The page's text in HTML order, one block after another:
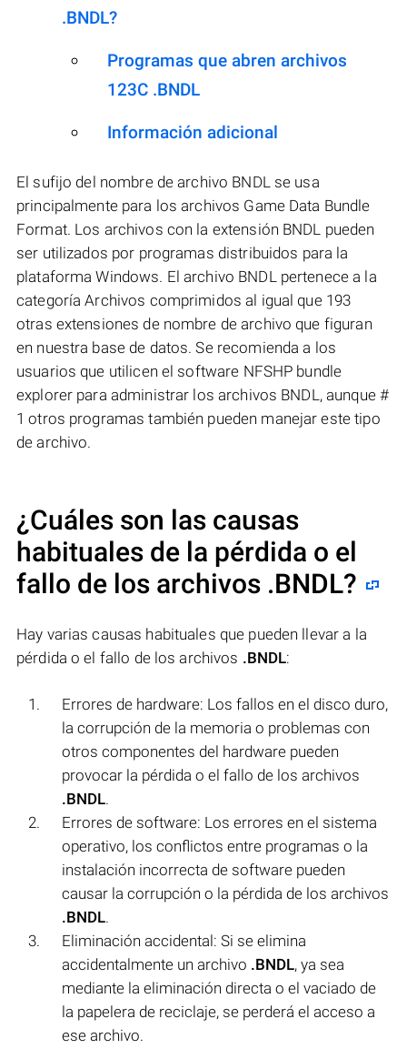
.BNDL?
Programas que abren archivos
123C .BNDL
Información adicional
El sufijo del nombre de archivo BNDL se usa
principalmente para los archivos Game Data Bundle
Format. Los archivos con la extensión BNDL pueden
ser utilizados por programas distribuidos para la
plataforma Windows. El archivo BNDL pertenece a la
categoría Archivos comprimidos al igual que 193
otras extensiones de nombre de archivo que figuran
en nuestra base de datos. Se recomienda a los
usuarios que utilicen el software NFSHP bundle
explorer para administrar los archivos BNDL, aunque #
1 otros programas también pueden manejar este tipo
de archivo.
¿Cuáles son las causas
habituales de la pérdida o el
fallo de los archivos .BNDL?
Hay varias causas habituales que pueden llevar a la
pérdida o el fallo de los archivos .BNDL:
Errores de hardware: Los fallos en el disco duro,
la corrupción de la memoria o problemas con
otros componentes del hardware pueden
provocar la pérdida o el fallo de los archivos
.BNDL.
Errores de software: Los errores en el sistema
operativo, los conflictos entre programas o la
instalación incorrecta de software pueden
causar la corrupción o la pérdida de los archivos
.BNDL.
Eliminación accidental: Si se elimina
accidentalmente un archivo .BNDL, ya sea
mediante la eliminación directa o el vaciado de
la papelera de reciclaje, se perderá el acceso a
ese archivo.